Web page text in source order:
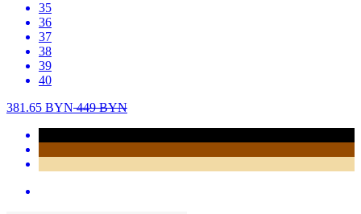
35
36
37
38
39
40
381.65 BYN449BYN